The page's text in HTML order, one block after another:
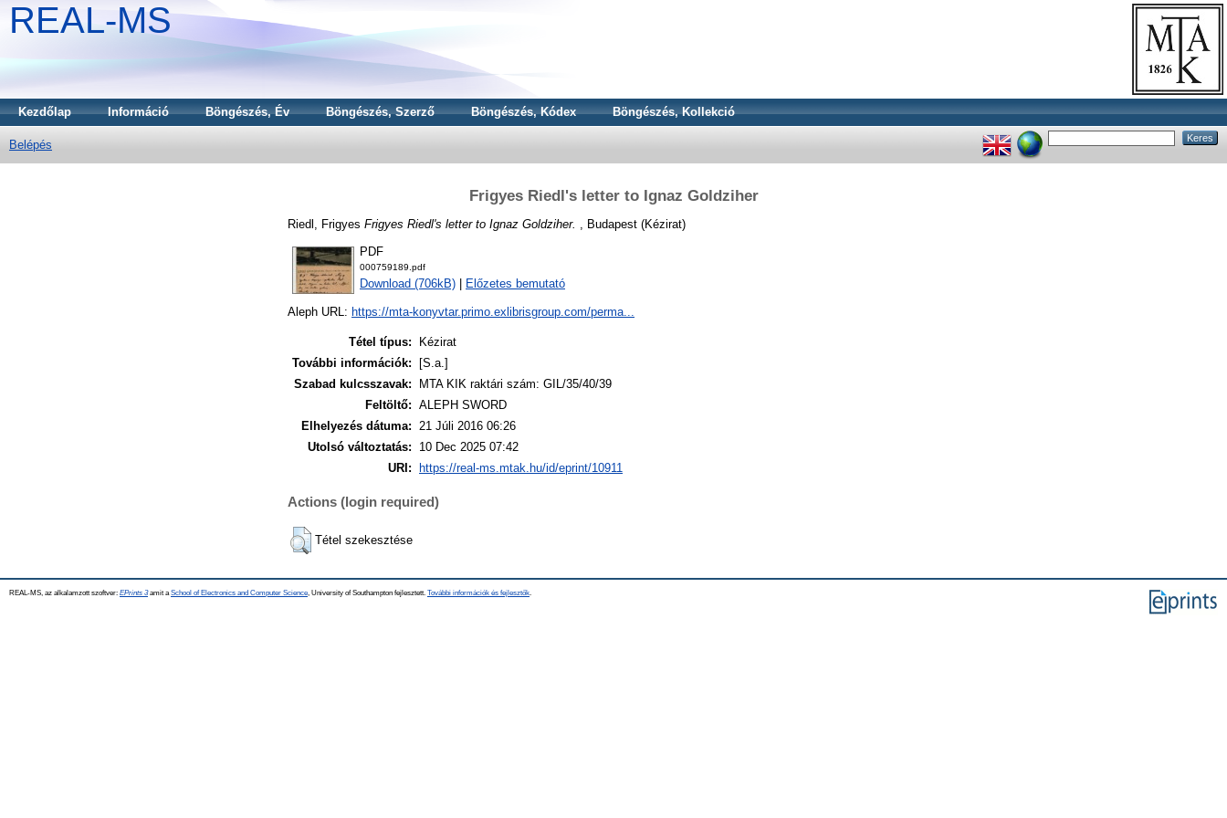
REAL-MS
Kezdőlap Információ Böngészés, Év Böngészés, Szerző Böngészés, Kódex Böngészés, Kollekció
Belépés
Frigyes Riedl's letter to Ignaz Goldziher
Riedl, Frigyes Frigyes Riedl's letter to Ignaz Goldziher. , Budapest (Kézirat)
PDF
000759189.pdf
Download (706kB) Előzetes bemutató
Aleph URL: https://mta-konyvtar.primo.exlibrisgroup.com/perma...
Tétel típus:
Kézirat
További információk:
[S.a.]
Szabad kulcsszavak:
MTA KIK raktári szám: GIL/35/40/39
Feltöltő: ALEPH SWORD
Elhelyezés dátuma: 21 Júli 2016 06:26
Utolsó változtatás:
10 Dec 2025 07:42
URI:
https://real-ms.mtak.hu/id/eprint/10911
Actions (login required)
Tétel szekesztése
REAL-MS, az alkalamzott szoftver: EPrints 3amit a School of Electronics and Computer Science , University of Southampton fejlesztett. További információk és fejlesztők